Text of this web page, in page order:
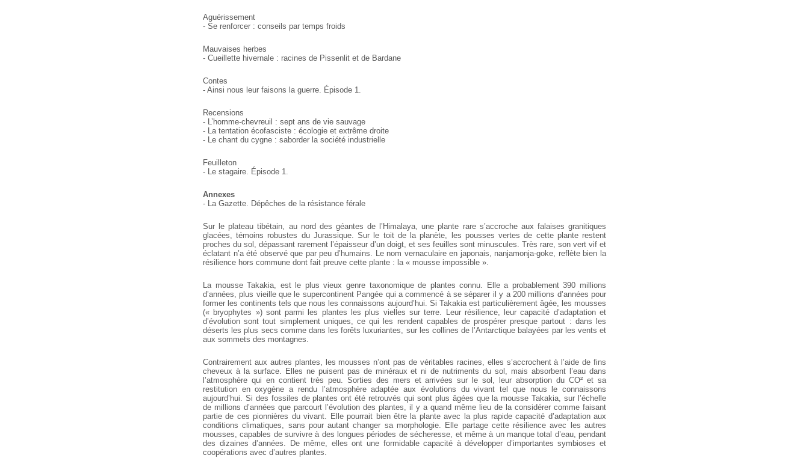
Aguérissement
- Se renforcer : conseils par temps froids
Mauvaises herbes
- Cueillette hivernale : racines de Pissenlit et de Bardane
Contes
- Ainsi nous leur faisons la guerre. Épisode 1.
Recensions
- L’homme-chevreuil : sept ans de vie sauvage
- La tentation écofasciste : écologie et extrême droite
- Le chant du cygne : saborder la société industrielle
Feuilleton
- Le stagaire. Épisode 1.
Annexes
- La Gazette. Dépêches de la résistance férale
Sur le plateau tibétain, au nord des géantes de l’Himalaya, une plante rare s’accroche aux falaises granitiques
glacées, témoins robustes duJurassique. Sur le toit de la planète, les pousses vertes de cetteplante restent
proches du sol, dépassant rarement l’épaisseur d’un doigt, et ses feuilles sont minuscules. Très rare, son vert vif et
éclatant n’a été observé que par peu d’humains. Le nom vernaculaire en japonais, nanjamonja-goke, reflète bien la
résilience hors commune dont fait preuve cette plante : la « mousse impossible ».
La mousse Takakia, est le plus vieux genre taxonomique de plantes connu. Elle a probablement 390 millions
d’années, plus vieille que le supercontinent Pangée qui a commencé à se séparer il y a 200 millions d’années pour
former les continents tels que nous les connaissons aujourd’hui. Si Takakia est particulièrement âgée, les mousses
(« bryophytes ») sont parmi les plantes les plus vielles sur terre. Leurrésilience, leur capacité d’adaptation et
d’évolution sont tout simplement uniques, ce qui les rendent capables de prospérer presque partout : dans les
déserts les plus secs comme dans les forêts luxuriantes, sur les collines de l’Antarctique balayées par les vents et
aux sommets des montagnes.
Contrairement aux autres plantes, les mousses n’ont pas de véritables racines, elles s’accrochent à l’aide de fins
cheveux à la surface. Elles ne puisent pas de minéraux et ni de nutriments du sol, mais absorbent l’eau dans
l’atmosphère qui en contient très peu. Sorties des mers etarrivées sur le sol, leur absorption du CO² et sa
restitution en oxygène a rendu l’atmosphère adaptée aux évolutions du vivant tel que nous le connaissons
aujourd’hui. Si des fossiles de plantes ont été retrouvés qui sont plus âgées que la mousse Takakia, sur l’échelle
de millions d’années que parcourt l’évolution des plantes, il y a quand même lieu de la considérer comme faisant
partie de ces pionnières du vivant. Ellepourrait bien être la plante avec la plus rapide capacité d’adaptationaux
conditions climatiques, sans pour autant changer sa morphologie. Elle partage cette résilience avec les autres
mousses, capables desurvivre à des longues périodes de sécheresse, et même à un manque total d’eau, pendant
des dizaines d’années. De même, elles ont une formidablecapacité à développer d’importantes symbioses et
coopérations avec d’autres plantes.